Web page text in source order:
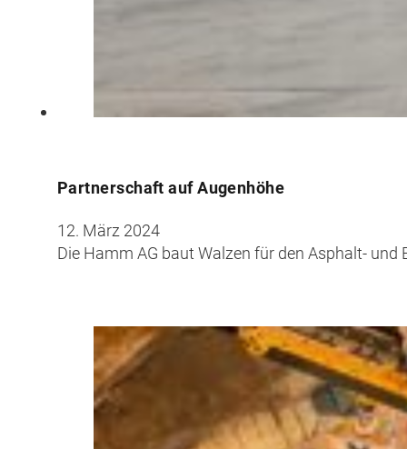
Partnerschaft auf Augenhöhe
12. März 2024
Die Hamm AG baut Walzen für den Asphalt- und